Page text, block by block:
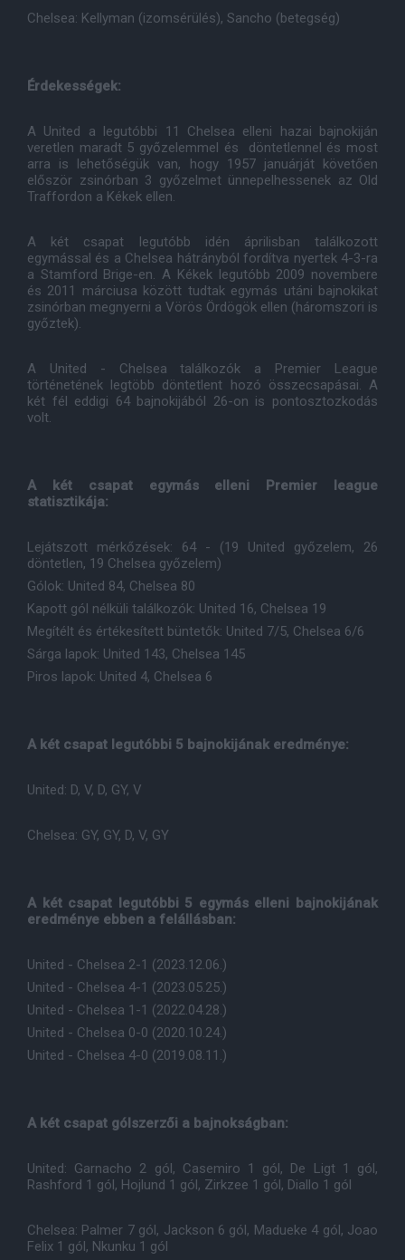
Chelsea: Kellyman (izomsérülés), Sancho (betegség)
Érdekességek:
A United a legutóbbi 11 Chelsea elleni hazai bajnokiján
veretlen maradt 5 győzelemmel és döntetlennel és most
arra is lehetőségük van, hogy 1957 januárját követően
először zsinórban 3 győzelmet ünnepelhessenek az Old
Traffordon a Kékek ellen.
A két csapat legutóbb idén áprilisban találkozott
egymással és a Chelsea hátrányból fordítva nyertek 4-3-ra
a Stamford Brige-en. A Kékek legutóbb 2009 novembere
és 2011 márciusa között tudtak egymás utáni bajnokikat
zsinórban megnyerni a Vörös Ördögök ellen (háromszori is
győztek).
A United - Chelsea találkozók a Premier League
történetének legtöbb döntetlent hozó összecsapásai. A
két fél eddigi 64 bajnokijából 26-on is pontosztozkodás
volt.
A két csapat egymás elleni Premier league
statisztikája:
Lejátszott mérkőzések: 64 - (19 United győzelem, 26
döntetlen, 19 Chelsea győzelem)
Gólok: United 84, Chelsea 80
Kapott gól nélküli találkozók: United 16, Chelsea 19
Megítélt és értékesített büntetők: United 7/5, Chelsea 6/6
Sárga lapok: United 143, Chelsea 145
Piros lapok: United 4, Chelsea 6
A két csapat legutóbbi 5 bajnokijának eredménye:
United: D, V, D, GY, V
Chelsea: GY, GY, D, V, GY
A két csapat legutóbbi 5 egymás elleni bajnokijának
eredménye ebben a felállásban:
United - Chelsea 2-1 (2023.12.06.)
United - Chelsea 4-1 (2023.05.25.)
United - Chelsea 1-1 (2022.04.28.)
United - Chelsea 0-0 (2020.10.24.)
United - Chelsea 4-0 (2019.08.11.)
A két csapat gólszerzői a bajnokságban:
United: Garnacho 2 gól, Casemiro 1 gól, De Ligt 1 gól,
Rashford 1 gól, Hojlund 1 gól, Zirkzee 1 gól, Diallo 1 gól
Chelsea: Palmer 7 gól, Jackson 6 gól, Madueke 4 gól, Joao
Felix 1 gól, Nkunku 1 gól